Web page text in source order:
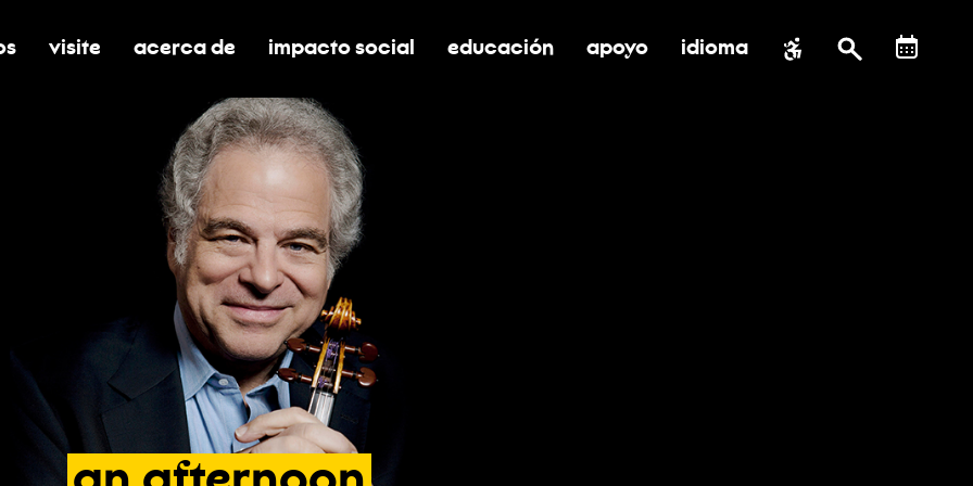
submenú de boletos
alternar submenú de visite
visite alternar submenú de acerca de
acerca de activar/desactivar el submenú de impacto social
impacto social alternar submenú de educación
educación alternar submenú de asistencia
apoyo idioma